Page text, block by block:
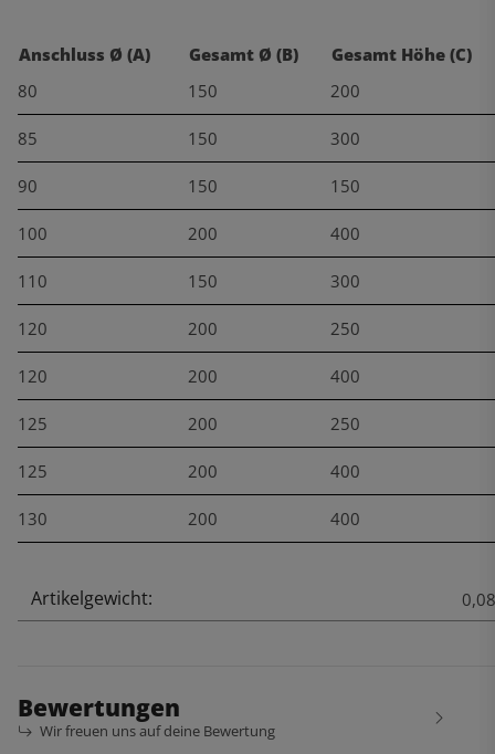
Anschluss Ø (A) Gesamt Ø (B)
Gesamt Höhe (C)
80
150 200
85 150 300
90 150 150
100 200 400
110 150 300
120 200 250
120 200 400
125 200 250
125 200 400
130 200 400
Produkteigenschaft
Wert
Artikelgewicht: 0,08
Bewertungen
Wir freuen uns auf deine Bewertung